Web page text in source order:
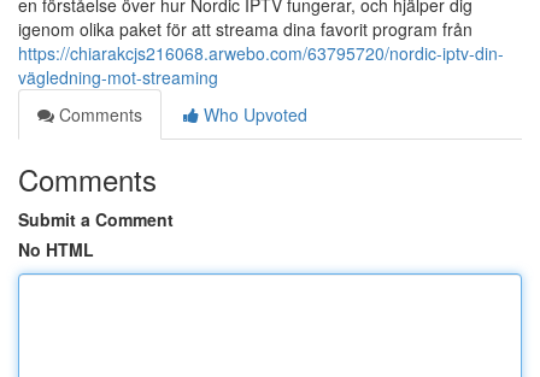
en förståelse över hur Nordic IPTV fungerar, och hjälper dig
igenom olika paket för att streama dina favorit program från
https://chiarakcjs216068.arwebo.com/63795720/nordic-iptv-din-
vägledning-mot-streaming
Comments
Who Upvoted
Comments
Submit a Comment
No HTML